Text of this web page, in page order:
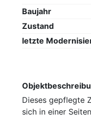
Baujahr
Zustand
letzte
Dieses gepflegte
sich in einer